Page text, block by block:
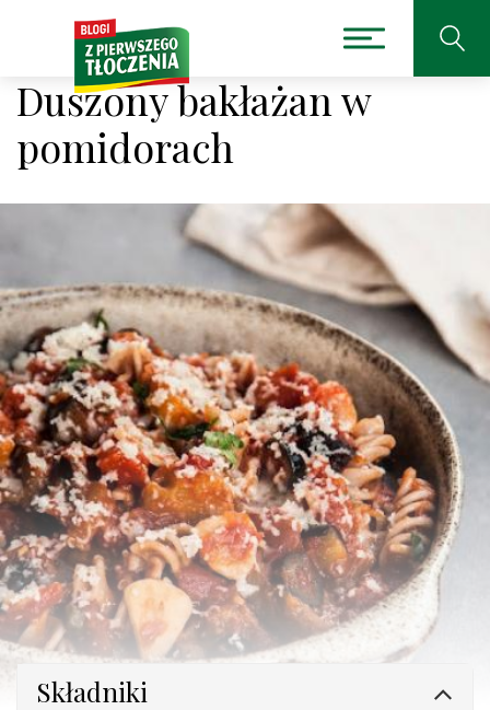
Duszony bakłażan w
pomidorach
Składniki